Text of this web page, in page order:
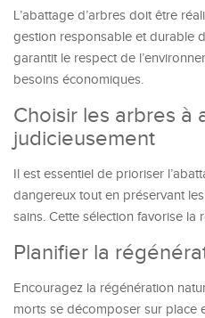
L’abattage d’arbres doit être
gestion responsable et durable
garantit le respect de
besoins économiques.
Choisir les arbres à
judicieusement
Il est essentiel de prioriser
dangereux tout en préservant
sains. Cette sélection favorise la
Planifier la
Encouragez la régénération
morts se décomposer sur place